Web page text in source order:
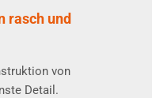
rasch und
von
Detail.